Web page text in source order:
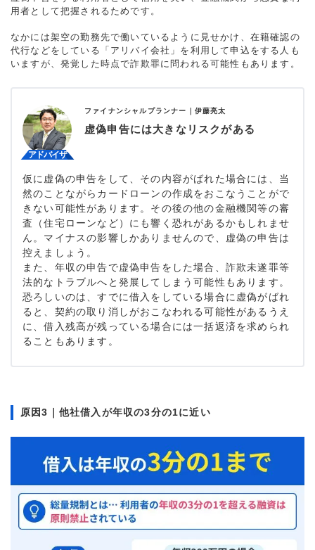
用者として把握されるためです。
なかには架空の勤務先で働いているように見せかけ、在籍確認の
代行などをしている「アリバイ会社」を利用して申込をする人も
いますが、発覚した時点で詐欺罪に問われる可能性もあります。
ファイナンシャルプランナー｜ 伊藤亮太
虚偽申告には大きなリスクがある
仮に虚偽の申告をして、その内容がばれた場合には、当
然のことながらカードローンの作成をおこなうことがで
きない可能性があります。その後の他の金融機関等の審
査（住宅ローンなど）にも響く恐れがあるかもしれませ
ん。マイナスの影響しかありませんので、虚偽の申告は
控えましょう。
また、年収の申告で虚偽申告をした場合、詐欺未遂罪等
法的なトラブルへと発展してしまう可能性もあります。
恐ろしいのは、すでに借入をしている場合に虚偽がばれ
ると、契約の取り消しがおこなわれる可能性があるうえ
に、借入残高が残っている場合には一括返済を求められ
ることもあります。
原因3｜他社借入が年収の3分の1に近い